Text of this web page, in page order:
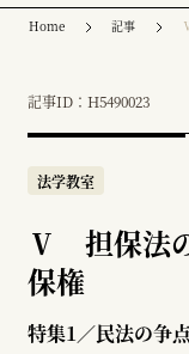
Home 記事
記事ID：H5490023
法学教室
Ⅴ 担保法
保権
特集1／民法の争